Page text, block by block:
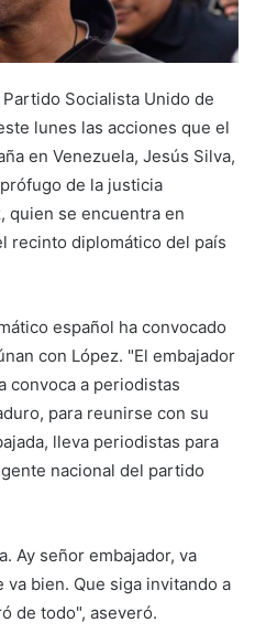
Socialista Unido de
lunes las acciones que el
en Venezuela, Jesús Silva,
de la justicia
quien se encuentra en
recinto diplomático del país
español ha convocado
con López. "El embajador
convoca a periodistas
para reunirse con su
lleva periodistas para
nacional del partido
Ay señor embajador, va
bien. Que siga invitando a
de todo", aseveró.